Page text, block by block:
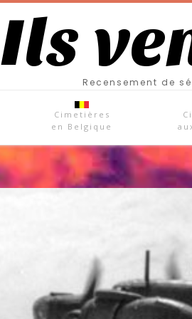
Ils
Recensement de
Cimetières
en Belgique